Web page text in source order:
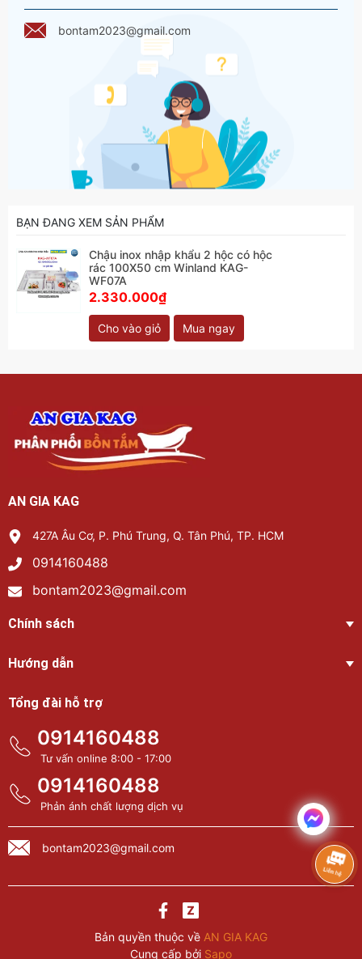
bontam2023@gmail.com
BẠN ĐANG XEM SẢN PHẨM
Chậu inox nhập khẩu 2 hộc có hộc
rác 100X50 cm Winland KAG-
WF07A
2.330.000₫
Cho vào giỏ Mua ngay
AN GIA KAG
427A Âu Cơ, P. Phú Trung, Q. Tân Phú, TP. HCM
0914160488
bontam2023@gmail.com
Chính sách
Hướng dẫn
Tổng đài hỗ trợ
0914160488
Tư vấn online 8:00 - 17:00
0914160488
Phản ánh chất lượng dịch vụ
bontam2023@gmail.com
Bản quyền thuộc về AN GIA KAG
Cung cấp bởi Sapo